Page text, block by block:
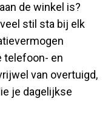
de winkel is?
stil sta bij elk
telefoon- en
van overtuigd,
je dagelijkse